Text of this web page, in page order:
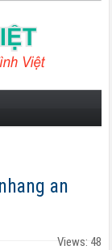
an
Views: 48